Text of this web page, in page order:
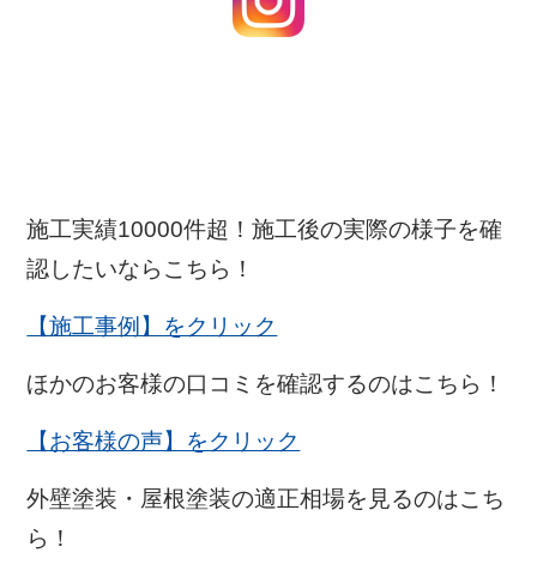
施工実績10000件超！施工後の実際の様子を確
認したいならこちら！
【施工事例】をクリック
ほかのお客様の口コミを確認するのはこちら！
【お客様の声】をクリック
外壁塗装・屋根塗装の適正相場を見るのはこち
ら！